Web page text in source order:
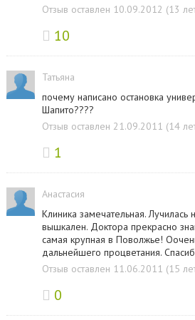
Отзыв оставлен 10.09.2012 (13
10
Татьяна
почему написано остановка
Шапито????
Отзыв оставлен 21.09.2011 (14
1
Анастасия
Клиника замечательная.
вышкален. Доктора прекрасно
самая крупная в Поволжье!
дальнейшего процветания.
Отзыв оставлен 11.06.2011 (15
0